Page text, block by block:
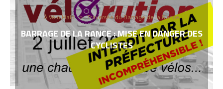
À Vélo Malo Traversée du Barrage de la Rance
BARRAGE DE LA RANCE : MISE EN DANGER DES
CYCLISTES